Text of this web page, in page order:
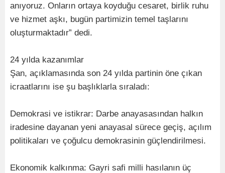
anıyoruz. Onların ortaya koyduğu cesaret, birlik ruhu
ve hizmet aşkı, bugün partimizin temel taşlarını
oluşturmaktadır” dedi.
24 yılda kazanımlar
Şan, açıklamasında son 24 yılda partinin öne çıkan
icraatlarını ise şu başlıklarla sıraladı:
Demokrasi ve istikrar: Darbe anayasasından halkın
iradesine dayanan yeni anayasal sürece geçiş, açılım
politikaları ve çoğulcu demokrasinin güçlendirilmesi.
Ekonomik kalkınma: Gayri safi milli hasılanın üç